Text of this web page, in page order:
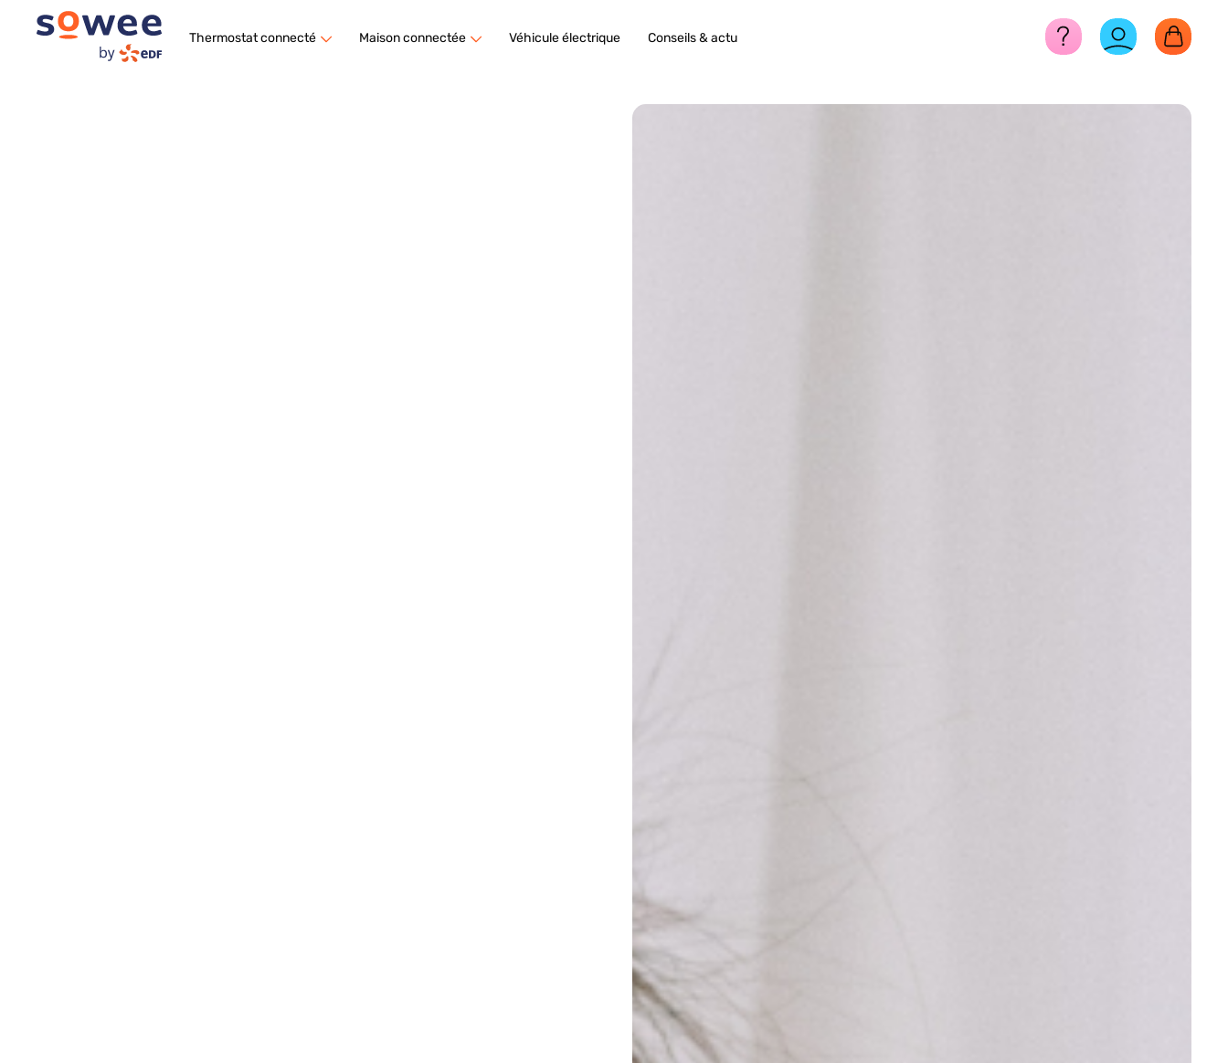
Thermostat connecté Maison connectée Véhicule électrique Conseils & actu